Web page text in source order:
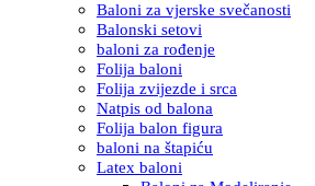
Baloni za vjerske svečanosti
Balonski setovi
baloni za rođenje
Folija baloni
Folija zvijezde i srca
Natpis od balona
Folija balon figura
baloni na štapiću
Latex baloni